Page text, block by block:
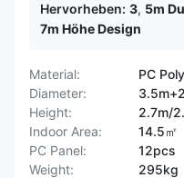
Hervorheben: 3, 5m
7m Höhe Design
Material:
PC
Diameter:
Height:
2.7m/
Indoor Area:
14.5㎡
PC Panel:
12pcs
Weight:
295kg